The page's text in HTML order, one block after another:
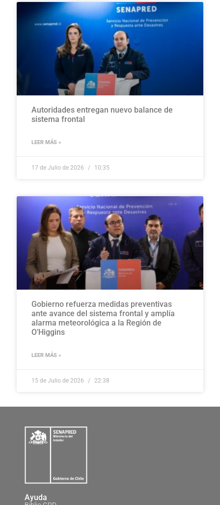
Autoridades entregan nuevo balance de
sistema frontal
LEER MÁS »
17 de Julio de 2026 10:35
Gobierno refuerza medidas preventivas
ante avance del sistema frontal y amplía
alarma meteorológica a la Región de
O’Higgins
LEER MÁS »
15 de Julio de 2026 22:38
Ayuda